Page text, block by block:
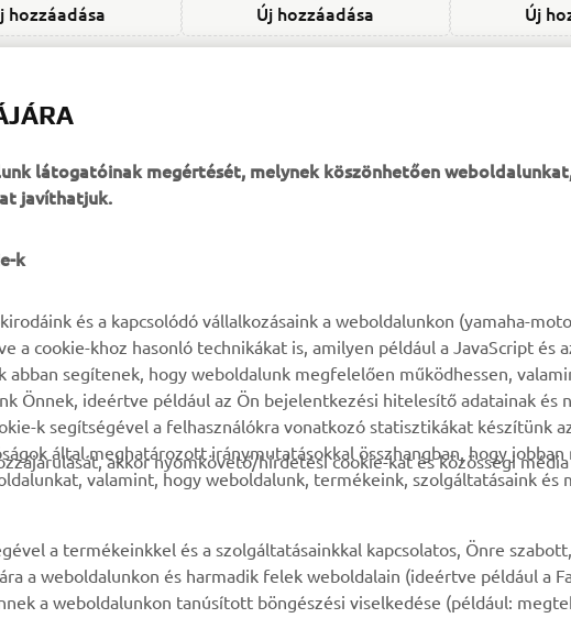
hozzáadása Új hozzáadása Új
Yamaha Music
Yamaha Racing
Yamaha Motor Global
Alkatrész katalógus
Karbantartásra vonatkozó
foglalás
Márkakereskedő kereső
Akkumulátorok
kezeléséről
látogatóinak megértését, melynek köszönhetően
javíthatjuk.
k
és a kapcsolódó vállalkozásaink a weboldalunkon (yamaha-
a cookie-khoz hasonló technikákat is, amilyen például a JavaScript és
abban segítenek, hogy weboldalunk megfelelően működhessen,
Önnek, ideértve például az Ön bejelentkezési hitelesítő adatainak és
k segítségével a felhasználókra vonatkozó statisztikákat készítünk
által meghatározott iránymutatásokkal összhangban, hogy jobban
valamint, hogy weboldalunk, termékeink, szolgáltatásaink és
akkor nyomkövető/hirdetési cookie-kat és közösségi
a termékeinkkel és a szolgáltatásainkkal kapcsolatos, Önre
a weboldalunkon és harmadik felek weboldalain (ideértve például a
a weboldalunkon tanúsított böngészési viselkedése (például: